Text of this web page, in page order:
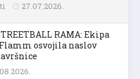
27.07.2026.
RAMA: Ekipa
Flamm osvojila naslov